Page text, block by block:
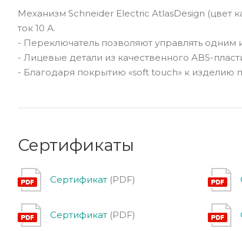
Механизм Schneider Electric AtlasDesign (цвет
ток 10 А.
- Переключатель позволяют управлять одним
- Лицевые детали из качественного ABS-
- Благодаря покрытию «soft touch» к изделию
Сертификаты
Сертификат (PDF)
Сертификат (PDF)